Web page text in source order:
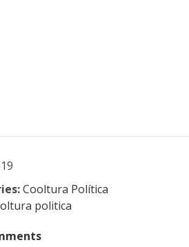
Cooltura Política
politica